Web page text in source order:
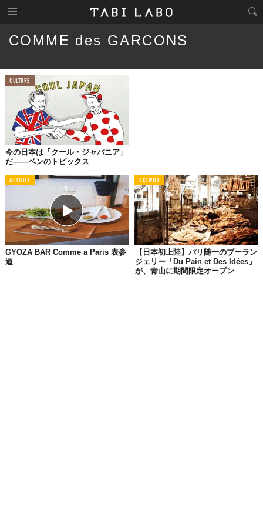
COMME des GARCONS
CULTURE
今の日本は「クール・ジャパニア」
だ――ベンのトピックス
ACTIVITY
GYOZA BAR Comme a Paris 表参
道
ACTIVITY
【日本初上陸】パリ随一のブーラン
ジェリー「Du Pain et Des Idées」
が、青山に期間限定オープン